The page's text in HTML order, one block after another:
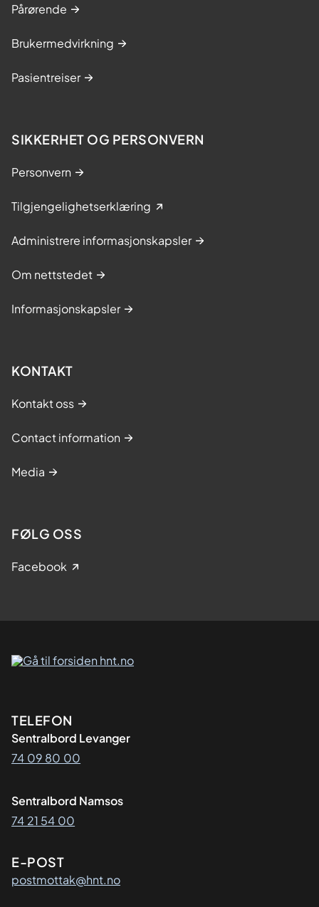
Pårørende
Brukermedvirkning
Pasientreiser
SIKKERHET OG PERSONVERN
Personvern
Tilgjengelighetserklæring
Administrere informasjonskapsler
Om nettstedet
Informasjonskapsler
KONTAKT
Kontakt oss
Contact information
Media
FØLG OSS
Facebook
Kontaktinformasjon
TELEFON
Sentralbord Levanger
74 09 80 00
Sentralbord Namsos
74 21 54 00
E-POST
postmottak@hnt.no